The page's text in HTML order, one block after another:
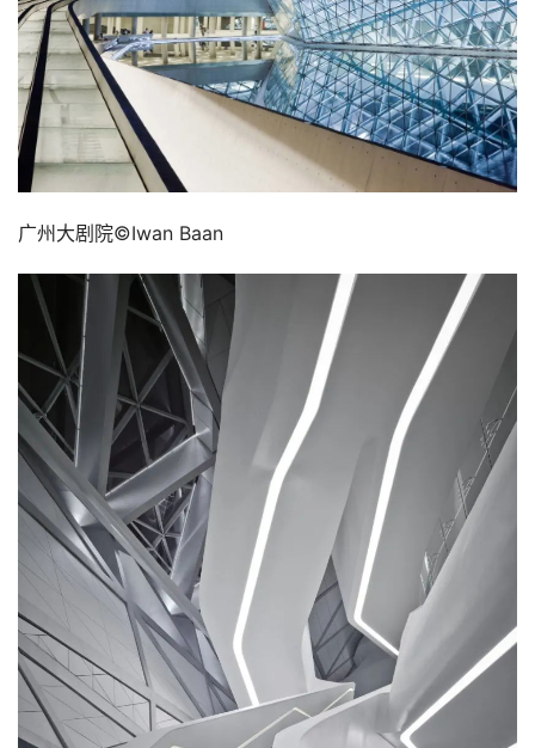
艺
术
工
业
素
材
竞
登录 注册
广州大剧院©Iwan Baan